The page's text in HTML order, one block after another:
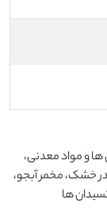
ها و مواد معدنی،
خشک، مخمر آبجو،
ها